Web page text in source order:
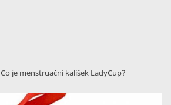
Co je menstruační kalíšek LadyCup?